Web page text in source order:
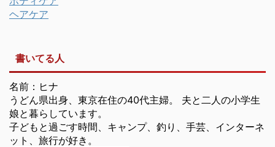
ヘアケア
書いてる人
名前：ヒナ
うどん県出身、東京在住の40代主婦。 夫と二人の小学生
娘と暮らしています。
子どもと過ごす時間、キャンプ、釣り、手芸、インターネ
ット、旅行が好き。